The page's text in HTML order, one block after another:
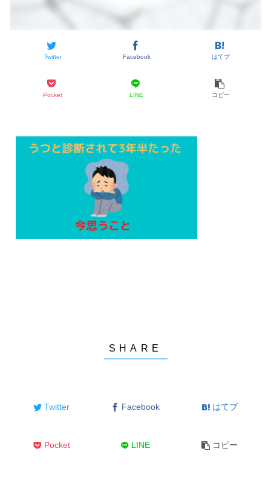
Twitter Facebook はてブ
Pocket LINE コピー
Twitter Facebook はてブ
Pocket LINE コピー